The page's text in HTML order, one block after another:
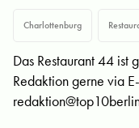
Charlottenburg
Das Restaurant 44 ist
Redaktion gerne via